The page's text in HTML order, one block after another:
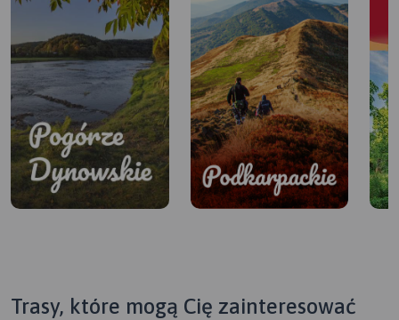
Trasy, które mogą Cię zainteresować